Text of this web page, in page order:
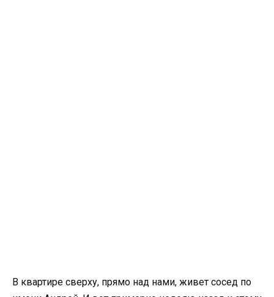
В квартире сверху, прямо над нами, живет сосед по